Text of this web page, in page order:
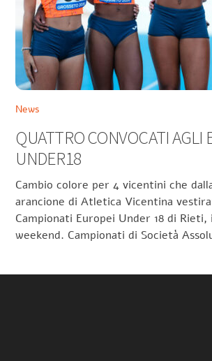
News
QUATTRO CONVOCATI AGLI
UNDER18
Cambio colore per 4 vicentini che
arancione di Atletica Vicentina
Campionati Europei Under 18 di Rieti,
weekend. Campionati di Società